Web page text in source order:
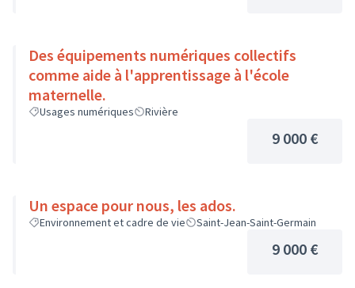
Des équipements numériques collectifs
comme aide à l'apprentissage à l'école
maternelle.
Usages numériques Rivière
9 000 €
Un espace pour nous, les ados.
Environnement et cadre de vie Saint-Jean-Saint-Germain
9 000 €